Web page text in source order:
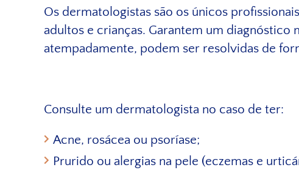
Os dermatologistas são os únicos
adultos e crianças. Garantem um
atempadamente, podem ser resolvidas de
Consulte um dermatologista no caso de ter:
Acne, rosácea ou psoríase;
Prurido ou alergias na pele (eczemas e